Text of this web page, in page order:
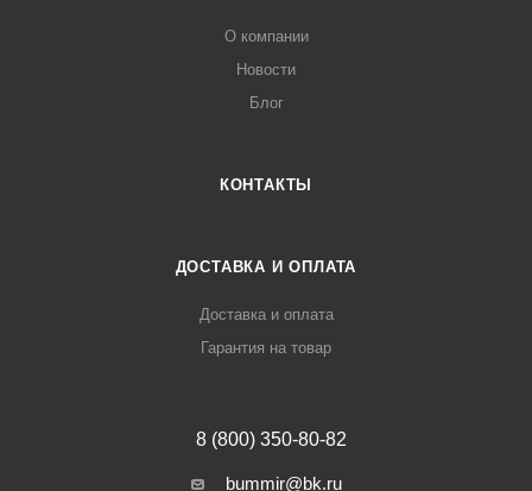
О компании
Новости
Блог
КОНТАКТЫ
ДОСТАВКА И ОПЛАТА
Доставка и оплата
Гарантия на товар
8 (800) 350-80-82
bummir@bk.ru